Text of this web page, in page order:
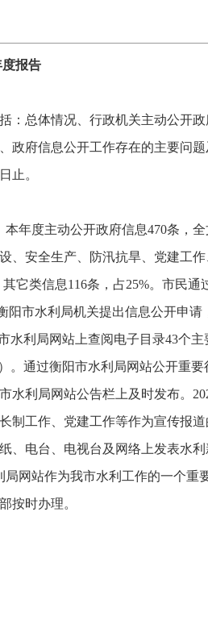
度报告
：总体情况、行政机关主动公开
政府信息公开工作存在的主要问
止。
年度主动公开政府信息470条，全
、安全生产、防汛抗旱、党建工
它类信息116条，占25%。市民通
阳市水利局机关提出信息公开申请
利局网站上查阅电子目录43个主
。通过衡阳市水利局网站公开重
水利局网站公告栏上及时发布。
制工作、党建工作等作为宣传报
、电台、电视台及网络上发表水
网站作为我市水利工作的一个重
按时办理。